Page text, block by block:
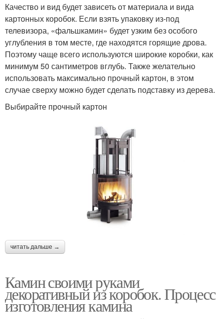
Качество и вид будет зависеть от материала и вида
картонных коробок. Если взять упаковку из-под
телевизора, «фальшкамин» будет узким без особого
углубления в том месте, где находятся горящие дрова.
Поэтому чаще всего используются широкие коробки, как
минимум 50 сантиметров вглубь. Также желательно
использовать максимально прочный картон, в этом
случае сверху можно будет сделать подставку из дерева.
Выбирайте прочный картон
читать дальше →
Камин своими руками
декоративный из коробок. Процесс
изготовления камина